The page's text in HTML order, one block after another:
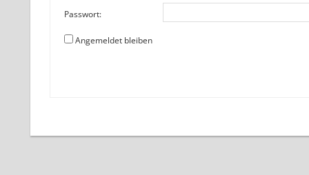
Passwort:
Angemeldet bleiben